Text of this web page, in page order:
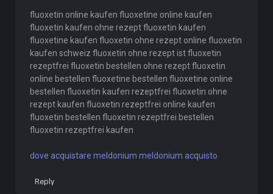
fluoxetin online kaufen fluoxetine online kaufen
fluoxetin kaufen ohne rezept fluoxetin kaufen
fluoxetine kaufen fluoxetin ohne rezept online fluoxetin
kaufen schweiz fluoxetin ohne rezept ist fluoxetin
rezeptfrei fluoxetin bestellen ohne rezept fluoxetin
online bestellen fluoxetine bestellen fluoxetine online
bestellen fluoxetin kaufen rezeptfrei fluoxetin ohne
rezept kaufen fluoxetin rezeptfrei online kaufen
fluoxetin bestellen fluoxetin rezeptfrei bestellen
fluoxetin rezeptfrei kaufen
dove acquistare meldonium meldonium acquisto
Reply